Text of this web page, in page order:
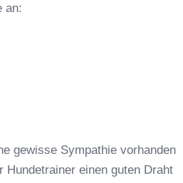
an:
gewisse Sympathie vorhanden
Hundetrainer einen guten Draht